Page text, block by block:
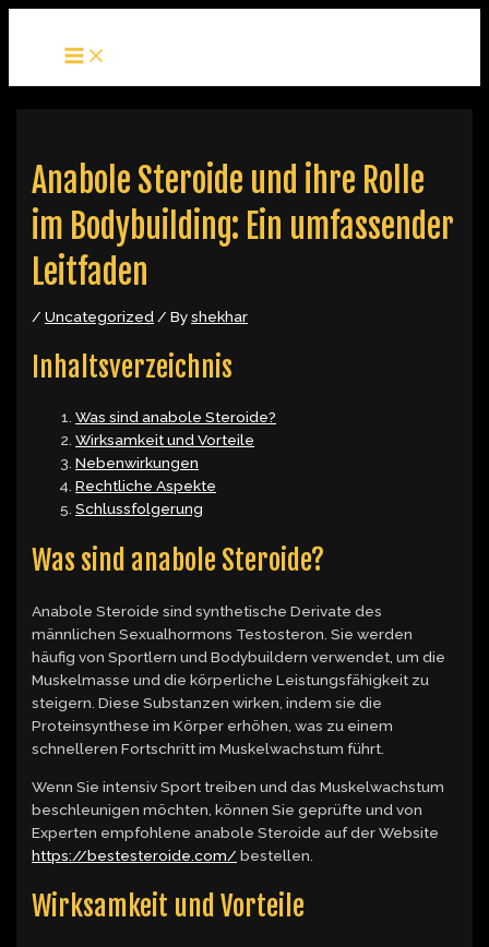
Skip
MAIN
Anabole Steroide und ihre Rolle
im Bodybuilding: Ein umfassender
Leitfaden
/Uncategorized / Byshekhar
Inhaltsverzeichnis
Was sind anabole Steroide?
Wirksamkeit und Vorteile
Nebenwirkungen
Rechtliche Aspekte
Schlussfolgerung
Was sind anabole Steroide?
Anabole Steroide sind synthetische Derivate des
männlichen Sexualhormons Testosteron. Sie werden
häufig von Sportlern und Bodybuildern verwendet, um die
Muskelmasse und die körperliche Leistungsfähigkeit zu
steigern. Diese Substanzen wirken, indem sie die
Proteinsynthese im Körper erhöhen, was zu einem
schnelleren Fortschritt im Muskelwachstum führt.
Wenn Sie intensiv Sport treiben und das Muskelwachstum
beschleunigen möchten, können Sie geprüfte und von
Experten empfohlene anabole Steroide auf der Website
https://bestesteroide.com/ bestellen.
Wirksamkeit und Vorteile
Post